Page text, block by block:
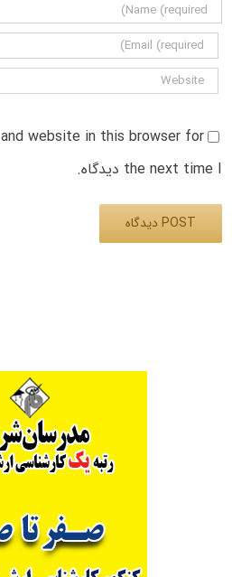
website in this browser for
the next time I دیدگاه.